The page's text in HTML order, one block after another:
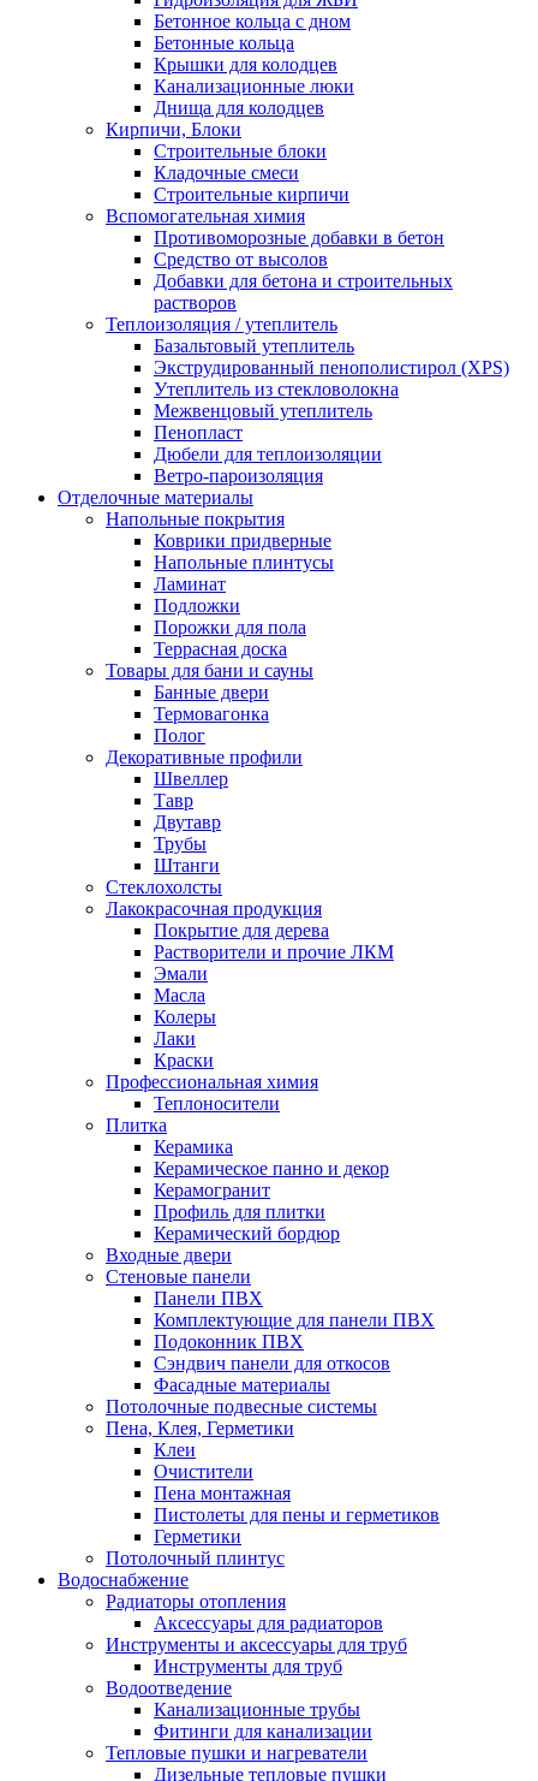
Бетонное кольца с дном
Бетонные кольца
Крышки для колодцев
Канализационные люки
Днища для колодцев
Кирпичи, Блоки
Строительные блоки
Кладочные смеси
Строительные кирпичи
Вспомогательная химия
Противоморозные добавки в бетон
Средство от высолов
Добавки для бетона и строительных
растворов
Теплоизоляция / утеплитель
Базальтовый утеплитель
Экструдированный пенополистирол (XPS)
Утеплитель из стекловолокна
Межвенцовый утеплитель
Пенопласт
Дюбели для теплоизоляции
Ветро-пароизоляция
Отделочные материалы
Напольные покрытия
Коврики придверные
Напольные плинтусы
Ламинат
Подложки
Порожки для пола
Террасная доска
Товары для бани и сауны
Банные двери
Термовагонка
Полог
Декоративные профили
Швеллер
Тавр
Двутавр
Трубы
Штанги
Стеклохолсты
Лакокрасочная продукция
Покрытие для дерева
Растворители и прочие ЛКМ
Эмали
Масла
Колеры
Лаки
Краски
Профессиональная химия
Теплоносители
Плитка
Керамика
Керамическое панно и декор
Керамогранит
Профиль для плитки
Керамический бордюр
Входные двери
Стеновые панели
Панели ПВХ
Комплектующие для панели ПВХ
Подоконник ПВХ
Сэндвич панели для откосов
Фасадные материалы
Потолочные подвесные системы
Пена, Клея, Герметики
Клеи
Очистители
Пена монтажная
Пистолеты для пены и герметиков
Герметики
Потолочный плинтус
Водоснабжение
Радиаторы отопления
Аксессуары для радиаторов
Инструменты и аксессуары для труб
Инструменты для труб
Водоотведение
Канализационные трубы
Фитинги для канализации
Тепловые пушки и нагреватели
Дизельные тепловые пушки